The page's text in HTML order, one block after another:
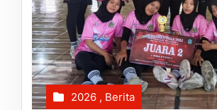
2026 , Berita